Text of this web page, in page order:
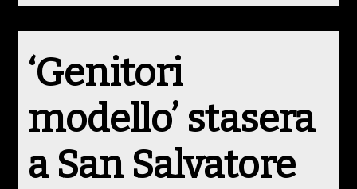
‘Genitori
modello’ stasera
a San Salvatore